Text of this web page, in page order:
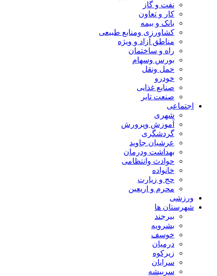
نفت و گاز
کار و تعاون
بانک و بیمه
کشاورزی ومنابع طبیعی
مناطق آزاد و ویژه
راه و ساختمان
بورس وسهام
حمل ونقل
خودرو
صنایع غذایی
صنعت تایر
اجتماعی
شهری
آموزش وپرورش
گردشگری
عرشیان جاوید
بهداشت ودرمان
حوادث وانتظامی
خانواده
حج و زیارت
محرم و اریعین
ورزشی
شهرستان ها
بیرجند
بشرویه
خوسف
درمیان
زیرکوه
سرایان
سربیشه